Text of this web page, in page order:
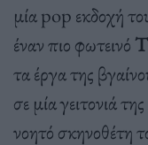
μία pop εκδοχή
έναν πιο φωτεινό
τα έργα της
σε μία γειτονιά
νοητό σκηνοθέτη